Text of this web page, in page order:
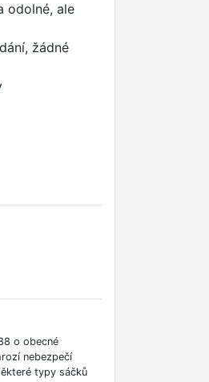
odolné, ale
žádné
o obecné
nebezpečí
typy sáčků